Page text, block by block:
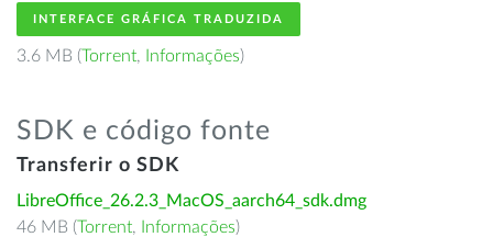
INTERFACE GRÁFICA TRADUZIDA
3.6 MB (Torrent, Informações)
SDK e código fonte
Transferir o SDK
LibreOffice_26.2.3_MacOS_aarch64_sdk.dmg
46 MB (Torrent, Informações)